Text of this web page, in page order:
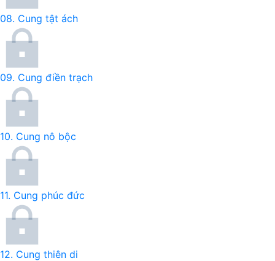
08. Cung tật ách
09. Cung điền trạch
10. Cung nô bộc
11. Cung phúc đức
12. Cung thiên di